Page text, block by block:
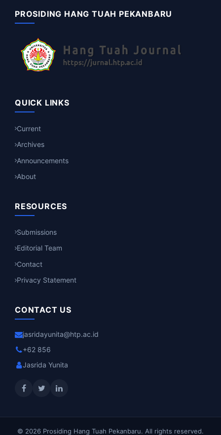
PROSIDING HANG TUAH PEKANBARU
QUICK LINKS
Current
Archives
Announcements
About
RESOURCES
Submissions
Editorial Team
Contact
Privacy Statement
CONTACT US
jasridayunita@htp.ac.id
+62 856
Jasrida Yunita
© 2026 Prosiding Hang Tuah Pekanbaru. All rights reserved.